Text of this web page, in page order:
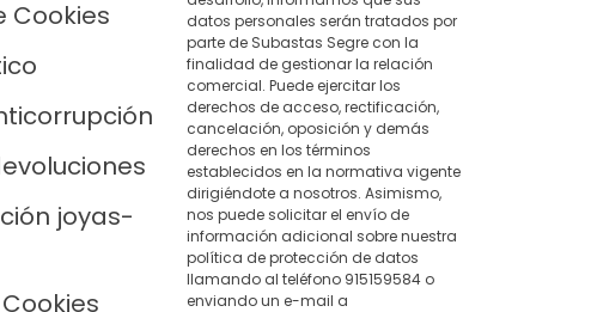
Cookies
joyas-
datos personales serán tratados por
parte de Subastas Segre con la
finalidad de gestionar la relación
comercial. Puede ejercitar los
derechos de acceso, rectificación,
cancelación, oposición y demás
derechos en los términos
establecidos en la normativa vigente
dirigiéndote a nosotros. Asimismo,
nos puede solicitar el envío de
información adicional sobre nuestra
política de protección de datos
llamando al teléfono 915159584 o
enviando un e-mail a